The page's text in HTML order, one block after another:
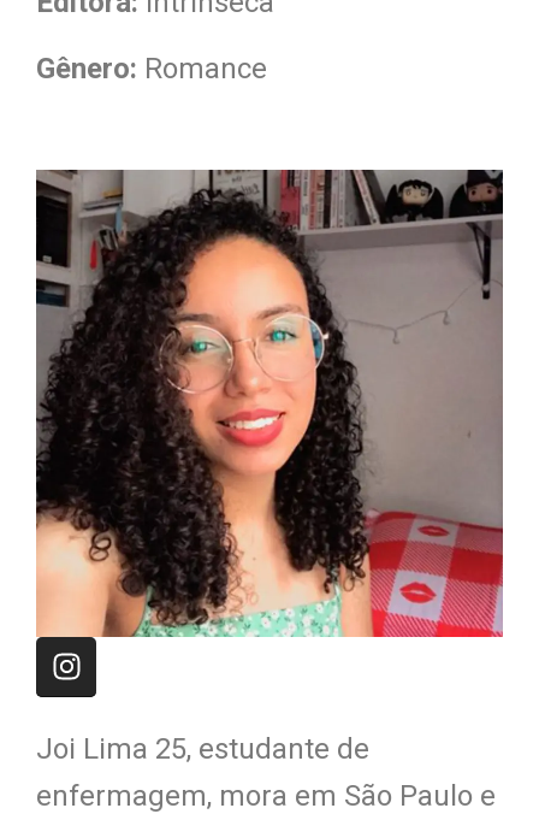
Gênero: Romance
Joi Lima 25, estudante de
enfermagem, mora em São Paulo e